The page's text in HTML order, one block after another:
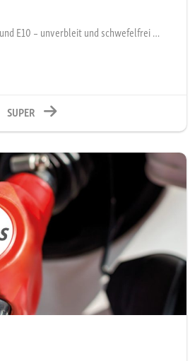
E10 – unverbleit und schwefelfrei …
SUPER